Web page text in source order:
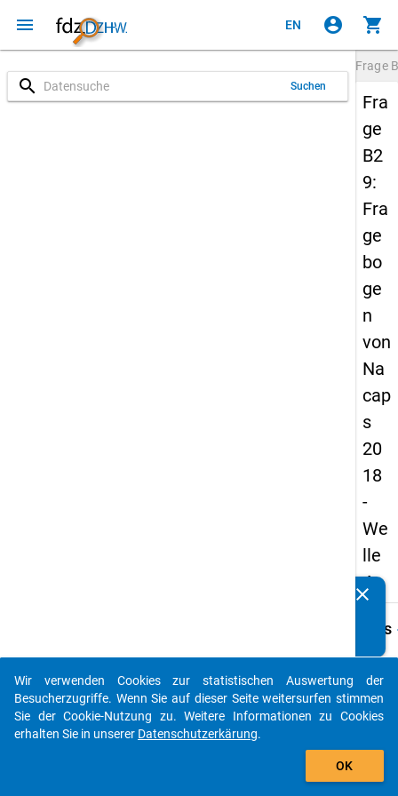
menu EN account_circle shopping_cart
search Suchen
Frage
Fra
ge
B2
9:
Fra
ge
bo
ge
n
von
Na
cap
s
20
18
-
We
lle
4
Details
B29
In
clear
auto_stories
add_shopping_cart
Wir verwenden Cookies zur statistischen Auswertung der
Besucherzugriffe. Wenn Sie auf dieser Seite weitersurfen stimmen
Sie der Cookie-Nutzung zu. Weitere Informationen zu Cookies
erhalten Sie in unserer Datenschutzerkärung.
OK